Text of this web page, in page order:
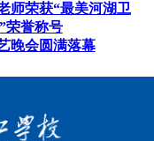
师荣获“最美河湖卫
荣誉称号
晚会圆满落幕